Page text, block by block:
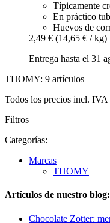
Típicamente
En práctico
Huevos de
2,49 € (14,65 € / kg)
Entrega hasta el 31
THOMY: 9 artículos
Todos los precios incl. IVA
Filtros
Categorías:
Marcas
THOMY
Artículos de nuestro blog:
Chocolate Zotter: